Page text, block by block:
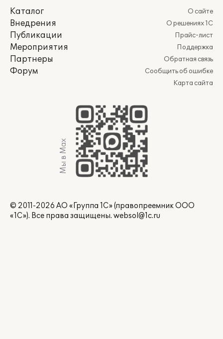
Каталог
Внедрения
Публикации
Мероприятия
Партнеры
Форум
О сайте
О решениях 1С
Прайс-лист
Поддержка
Обратная связь
Сообщить об ошибке
Карта сайта
Мы в Max
© 2011-2026 АО «Группа 1С» (правопреемник ООО
«1С»). Все права защищены. websol@1c.ru